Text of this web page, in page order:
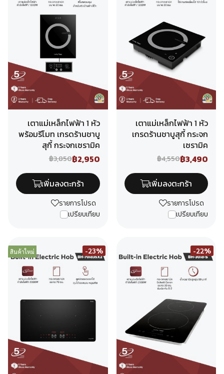
เตาแม่เหล็กไฟฟ้า 1 หัว
พร้อมรีโมท เกรดร้านชาบู
สุกี้ กระจกเซรามิค
฿3,850฿2,950
เพิ่มลงตะกร้า
รายการโปรด
เปรียบเทียบ
เตาแม่เหล็กไฟฟ้า 1 หัว
เกรดร้านชาบูสุกี้ กระจก
เซรามิค
฿4,550฿3,490
เพิ่มลงตะกร้า
รายการโปรด
เปรียบเทียบ
สินค้าใหม่ -23% -22%